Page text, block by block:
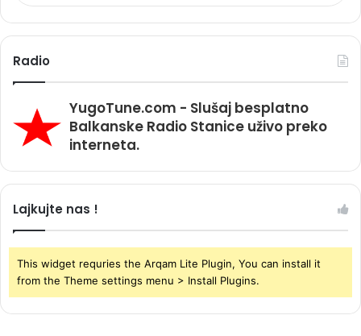
Radio
YugoTune.com - Slušaj besplatno
Balkanske Radio Stanice uživo preko
interneta.
Lajkujte nas !
This widget requries the Arqam Lite Plugin, You can install it
from the Theme settings menu > Install Plugins.